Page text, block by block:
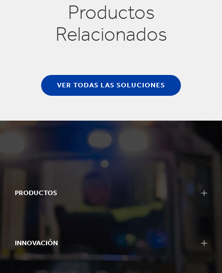
Productos
Relacionados
VER TODAS LAS SOLUCIONES
PRODUCTOS
INNOVACIÓN